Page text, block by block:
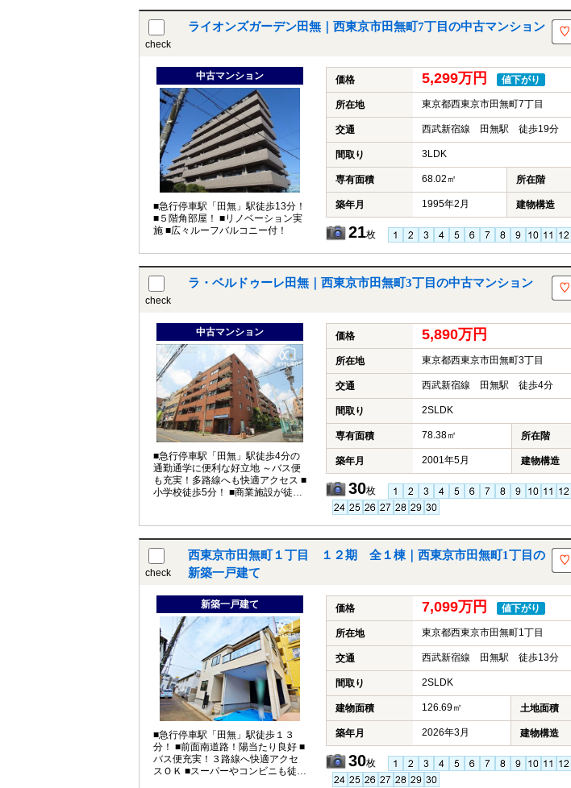
check
ライオンズガーデン田無｜西東京市田無町7丁目の中古マンション
中古マンション
■急行停車駅「田無」駅徒歩13分！
■５階角部屋！ ■リノベーション実
施 ■広々ルーフバルコニー付！
価格 5,299万円 値下がり
所在地 東京都西東京市田無町7丁目
交通 西武新宿線 田無駅 徒歩19分
間取り 3LDK
専有面積 68.02㎡ 所在階
築年月 1995年2月 建物構造
21枚
check
ラ・ベルドゥーレ田無｜西東京市田無町3丁目の中古マンション
中古マンション
■急行停車駅「田無」駅徒歩4分の
通勤通学に便利な好立地 ～バス便
も充実！多路線へも快適アクセス ■
小学校徒歩5分！ ■商業施設が徒歩
価格 5,890万円
所在地 東京都西東京市田無町3丁目
交通 西武新宿線 田無駅 徒歩4分
間取り 2SLDK
専有面積 78.38㎡ 所在階
築年月 2001年5月 建物構造
30枚
check
西東京市田無町１丁目 １２期 全１棟｜西東京市田無町1丁目の
新築一戸建て
新築一戸建て
■急行停車駅「田無」駅徒歩１３
分！ ■前面南道路！陽当たり良好 ■
バス便充実！３路線へ快適アクセ
スＯＫ ■スーパーやコンビニも徒歩
価格 7,099万円 値下がり
所在地 東京都西東京市田無町1丁目
交通 西武新宿線 田無駅 徒歩13分
間取り 2SLDK
建物面積 126.69㎡ 土地面積
築年月 2026年3月 建物構造
30枚